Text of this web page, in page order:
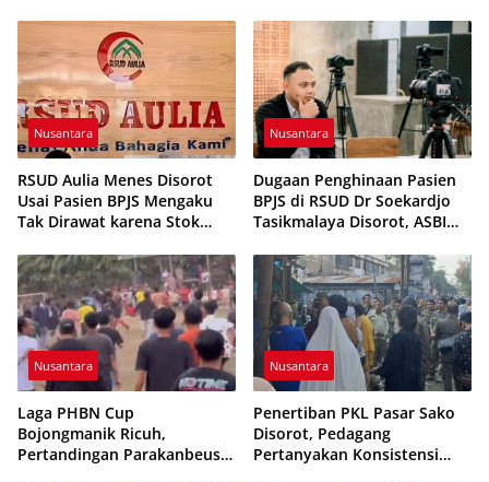
Generasi Muda
Nusantara
RSUD Aulia Menes Disorot
Usai Pasien BPJS Mengaku
Tak Dirawat karena Stok
Nusantara
Dugaan Penghinaan Pasien
BPJS di RSUD Dr Soekardjo
Tasikmalaya Disorot, ASBI
Etika Pelayanan
Nusantara
Laga PHBN Cup
Bojongmanik Ricuh,
Pertandingan Parakanbeusi
Nusantara
Penertiban PKL Pasar Sako
Disorot, Pedagang
Pertanyakan Konsistensi